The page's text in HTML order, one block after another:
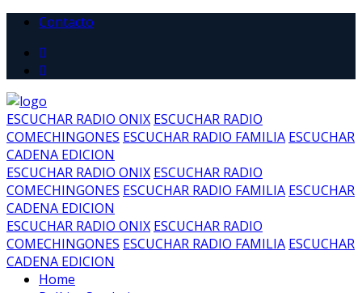
Contacto
ESCUCHAR RADIO ONIX ESCUCHAR RADIO
COMECHINGONES ESCUCHAR RADIO FAMILIA ESCUCHAR
CADENA EDICION
ESCUCHAR RADIO ONIX ESCUCHAR RADIO
COMECHINGONES ESCUCHAR RADIO FAMILIA ESCUCHAR
CADENA EDICION
ESCUCHAR RADIO ONIX ESCUCHAR RADIO
COMECHINGONES ESCUCHAR RADIO FAMILIA ESCUCHAR
CADENA EDICION
Home